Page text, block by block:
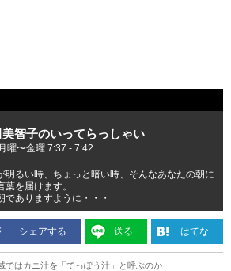
智子のいってらっしゃい
曜〜金曜 7:37 - 7:42
明るい時、ちょっと暗い時、そんなあなたの朝に
葉を届けます。
でありますように・・・
シェアする 送る はてな
ではカニ汁を「てっぽう汁」と呼ぶのか